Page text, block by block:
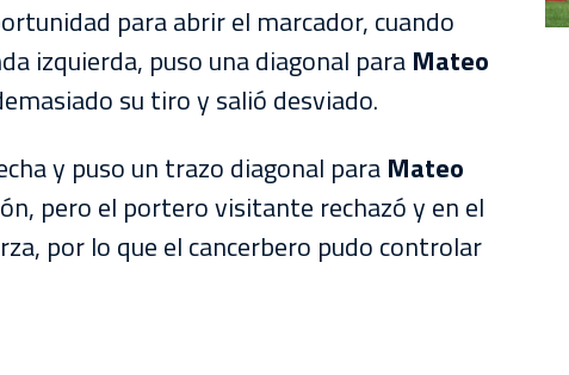
para abrir el marcador, cuando
izquierda, puso una diagonal para Mateo
su tiro y salió desviado.
y puso un trazo diagonal para Mateo
pero el portero visitante rechazó y en el
por lo que el cancerbero pudo controlar